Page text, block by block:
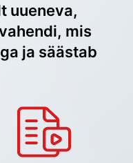
uueneva,
mis
ja säästab